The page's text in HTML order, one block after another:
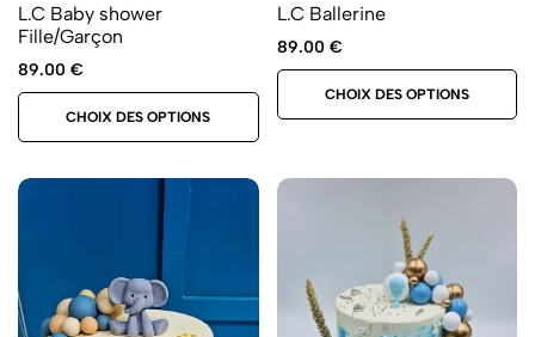
L.C Baby shower
Fille/Garçon
89.00 €
CHOIX DES OPTIONS
L.C Ballerine
89.00 €
CHOIX DES OPTIONS